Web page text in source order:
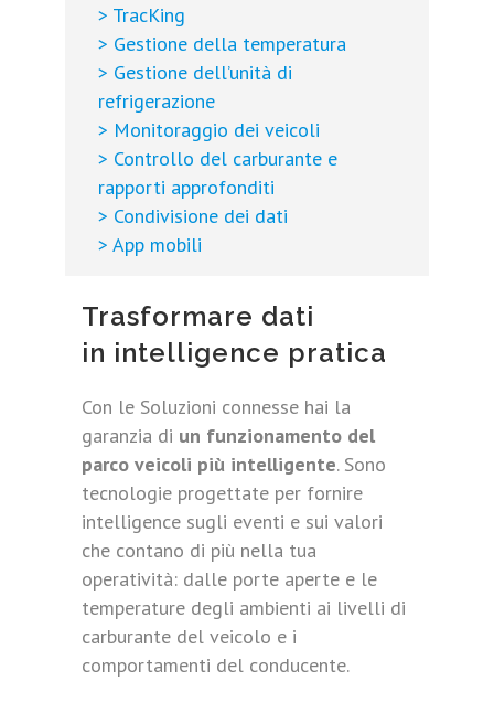
> TracKing
> Gestione della temperatura
> Gestione dell’unità di
refrigerazione
> Monitoraggio dei veicoli
> Controllo del carburante e
rapporti approfonditi
> Condivisione dei dati
> App mobili
Trasformare dati
in intelligence pratica
Con le Soluzioni connesse hai la
garanzia di un funzionamento del
parco veicoli più intelligente. Sono
tecnologie progettate per fornire
intelligence sugli eventi e sui valori
che contano di più nella tua
operatività: dalle porte aperte e le
temperature degli ambienti ai livelli di
carburante del veicolo e i
comportamenti del conducente.